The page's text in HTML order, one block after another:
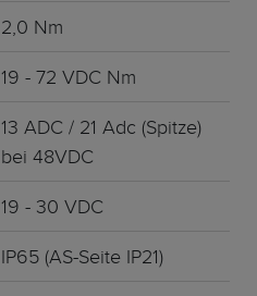
2,0 Nm
19 - 72 VDC Nm
13 ADC / 21 Adc (Spitze)
bei 48VDC
19 - 30 VDC
IP65 (AS-Seite IP21)